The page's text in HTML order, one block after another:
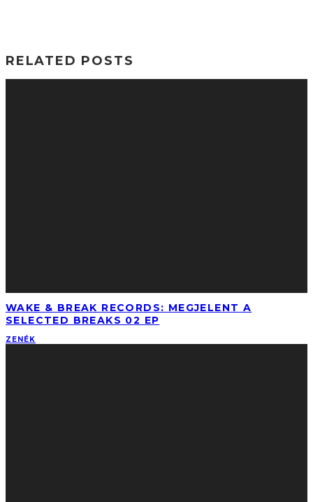
RELATED POSTS
WAKE & BREAK RECORDS: MEGJELENT A
SELECTED BREAKS 02 EP
ZENÉK